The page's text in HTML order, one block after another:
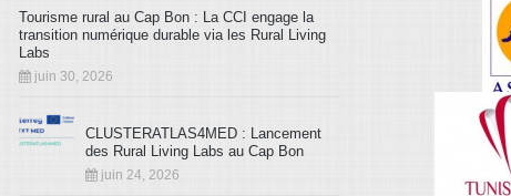
Tourisme rural au Cap Bon : La CCI engage la
transition numérique durable via les Rural Living
Labs
juin 30, 2026
CLUSTERATLAS4MED : Lancement
des Rural Living Labs au Cap Bon
juin 24, 2026